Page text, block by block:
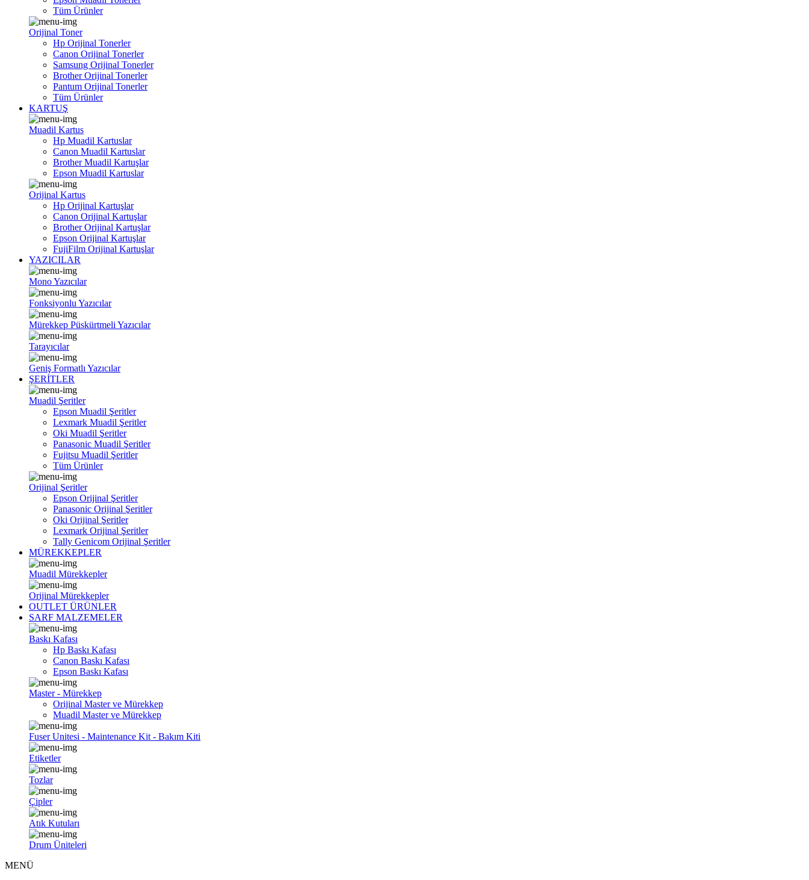
Tüm Ürünler
Orijinal Toner
Hp Orijinal Tonerler
Canon Orijinal Tonerler
Samsung Orijinal Tonerler
Brother Orijinal Tonerler
Pantum Orijinal Tonerler
Tüm Ürünler
KARTUŞ
Muadil Kartus
Hp Muadil Kartuslar
Canon Muadil Kartuslar
Brother Muadil Kartuşlar
Epson Muadil Kartuslar
Orijinal Kartus
Hp Orijinal Kartuşlar
Canon Orijinal Kartuşlar
Brother Orijinal Kartuşlar
Epson Orijinal Kartuşlar
FujiFilm Orijinal Kartuşlar
YAZICILAR
Mono Yazıcılar
Fonksiyonlu Yazıcılar
Mürekkep Püskürtmeli Yazıcılar
Tarayıcılar
Geniş Formatlı Yazıcılar
ŞERİTLER
Muadil Şeritler
Epson Muadil Şeritler
Lexmark Muadil Şeritler
Oki Muadil Şeritler
Panasonic Muadil Şeritler
Fujitsu Muadil Şeritler
Tüm Ürünler
Orijinal Şeritler
Epson Orijinal Şeritler
Panasonic Orijinal Şeritler
Oki Orijinal Şeritler
Lexmark Orijinal Şeritler
Tally Genicom Orijinal Şeritler
MÜREKKEPLER
Muadil Mürekkepler
Orijinal Mürekkepler
OUTLET ÜRÜNLER
SARF MALZEMELER
Baskı Kafası
Hp Baskı Kafası
Canon Baskı Kafası
Epson Baskı Kafası
Master - Mürekkep
Orijinal Master ve Mürekkep
Muadil Master ve Mürekkep
Fuser Unitesi - Maintenance Kit - Bakım Kiti
Etiketler
Tozlar
Çipler
Atık Kutuları
Drum Üniteleri
MENÜ